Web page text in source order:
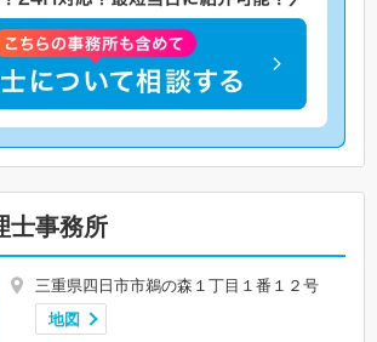
士事務所
三重県四日市市鵜の森１丁目１番１２号
地図